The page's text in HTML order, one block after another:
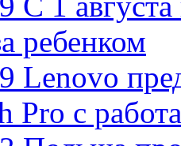
ребенком
Lenovo
Pro с